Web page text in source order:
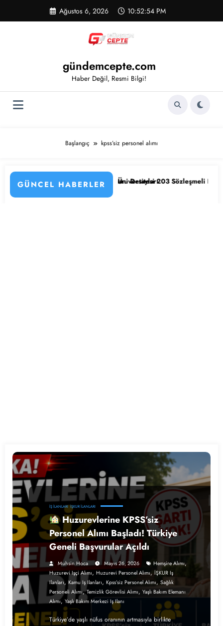
Ağustos 6, 2026 10:52:55 PM
gündemcepte.com
Haber Değil, Resmi Bilgi!
Başlangıç kpss’siz personel alımı
GÜNCEL HABERLER
Başvuru Detayları
Üniversitesi 203 Sözleşmeli Personel Alımı Başladı! İşte
KPSS’li ve
İŞ İLANLARI İŞKUR İLANLARI
Huzurevlerine KPSS’siz
Personel Alımı Başladı! Türkiye
Geneli Başvurular Açıldı
Muhsin Hoca Mayıs 26, 2026 Hemşire Alımı,
Huzurevi Işçi Alımı, Huzurevi Personel Alımı, İŞKUR Iş
Ilanları, Kamu Iş Ilanları, Kpss’siz Personel Alımı, Sağlık
Personeli Alımı,Temizlik Görevlisi Alımı, Yaşlı Bakım Elemanı
Alımı, Yaşlı Bakım Merkezi Iş Ilanı
Türkiye’de yaşlı nüfus oranının artmasıyla birlikte